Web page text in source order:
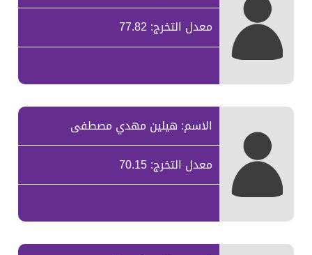
معدل التخرج: 77.82
الاسم: هيلين مهدي مصطفى
معدل التخرج: 70.15